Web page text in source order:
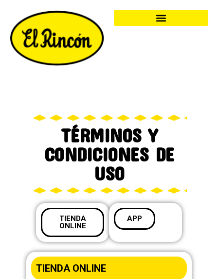
TÉRMINOS Y
CONDICIONES DE
USO
TIENDA
ONLINE
APP
TIENDA ONLINE